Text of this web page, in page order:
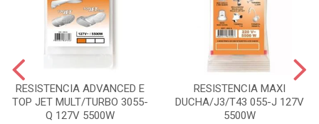
RESISTENCIA ADVANCED E
TOP JET MULT/TURBO 3055-
Q 127V 5500W
RESISTENCIA MAXI
DUCHA/J3/T43 055-J 127V
5500W